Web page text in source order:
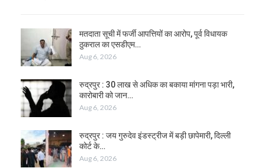
मतदाता सूची में फर्जी आपत्तियों का आरोप, पूर्व विधायक
ठुकराल का एसडीएम…
Aug 6, 2026
रुद्रपुर : 30 लाख से अधिक का बकाया मांगना पड़ा भारी,
कारोबारी को जान…
Aug 6, 2026
रुद्रपुर : जय गुरुदेव इंडस्ट्रीज में बड़ी छापेमारी, दिल्ली
कोर्ट के…
Aug 6, 2026